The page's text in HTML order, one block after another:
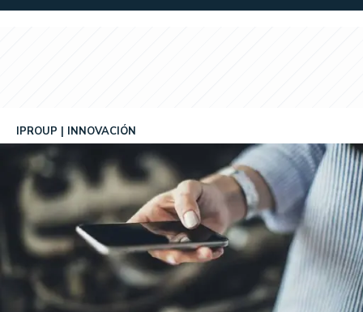
IPROUP INNOVACIÓN